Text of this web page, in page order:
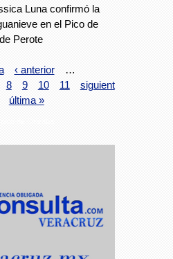
Luna confirmó la
en el Pico de
Perote
‹ anterior
…
8 9 10 11
siguient
última »